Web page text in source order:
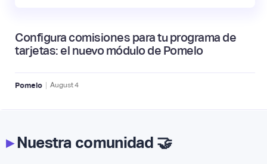
Configura comisiones para tu programa de
tarjetas: el nuevo módulo de Pomelo
Pomelo | August4
▸Nuestra comunidad 🤝